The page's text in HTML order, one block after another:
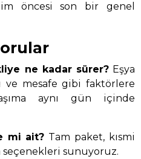
öncesi son bir genel
ne kadar sürer?Eşya
mesafe gibi faktörlere
aynı gün içinde
mi ait? Tam paket, kısmi
seçenekleri sunuyoruz.